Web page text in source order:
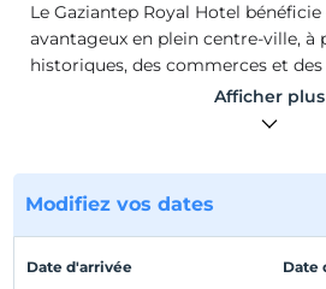
Le Gaziantep Royal Hotel
avantageux en plein centre-ville, à
historiques, des commerces et
a 85 chambres dans
Il y a des équipements tels
TV LCD et isolation phonique.
Des installations telles qu'une salle
sont disponibles.
Afficher plus
Modifiez vos dates
Date d'arrivée Date